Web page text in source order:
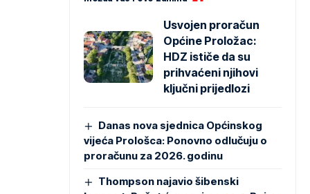
Usvojen proračun
Općine Proložac:
HDZ ističe da su
prihvaćeni njihovi
ključni prijedlozi
Danas nova sjednica Općinskog
vijeća Prološca: Ponovno odlučuju o
proračunu za 2026. godinu
Thompson najavio šibenski